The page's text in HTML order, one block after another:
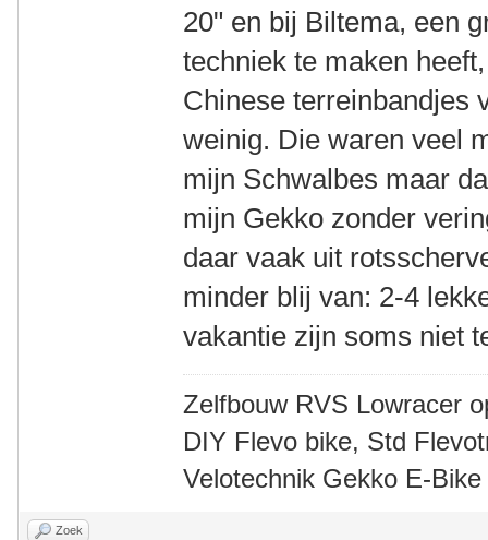
20" en bij Biltema, een
techniek te maken
Chinese terreinbandjes
weinig. Die waren veel
mijn Schwalbes maar
mijn Gekko zonder
daar vaak uit
minder blij van: 2-4
vakantie zijn soms niet
Zelfbouw RVS Lowracer
DIY Flevo bike, Std
Velotechnik Gekko E-Bike
Zoek